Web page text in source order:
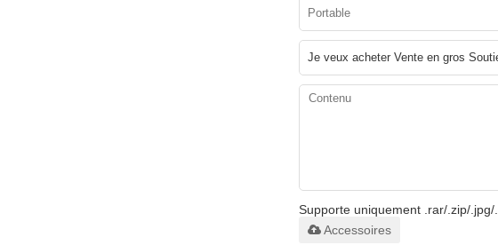
Supporte uniquement .rar/.zip/
Accessoires